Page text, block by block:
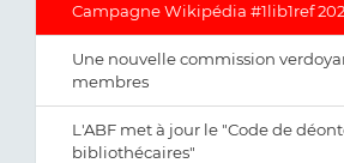
Campagne Wikipédia #1lib1ref
Une nouvelle commission
membres
L'ABF met à jour le "Code de
bibliothécaires"